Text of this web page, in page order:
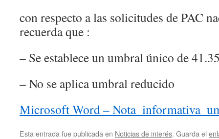
con respecto a las solicitudes de PAC
recuerda que :
– Se establece un umbral único de
– No se aplica umbral reducido
Microsoft Word –
Esta entrada fue publicada en Noticias de interés. Guarda el